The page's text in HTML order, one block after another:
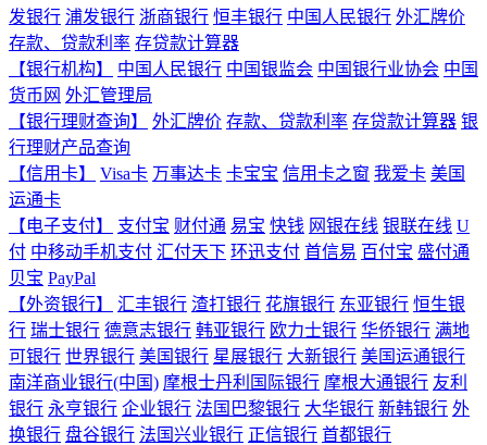
发银行 浦发银行 浙商银行 恒丰银行 中国人民银行 外汇牌价
存款、贷款利率 存贷款计算器
【银行机构】
中国人民银行 中国银监会 中国银行业协会 中国
货币网 外汇管理局
【银行理财查询】
外汇牌价 存款、贷款利率 存贷款计算器 银
行理财产品查询
【信用卡】
Visa卡 万事达卡 卡宝宝 信用卡之窗 我爱卡 美国
运通卡
【电子支付】
支付宝 财付通 易宝 快钱 网银在线 银联在线 U
付 中移动手机支付 汇付天下 环迅支付 首信易 百付宝 盛付通
贝宝 PayPal
【外资银行】
汇丰银行 渣打银行 花旗银行 东亚银行 恒生银
行 瑞士银行 德意志银行 韩亚银行 欧力士银行 华侨银行 满地
可银行 世界银行 美国银行 星展银行 大新银行 美国运通银行
南洋商业银行(中国) 摩根士丹利国际银行 摩根大通银行 友利
银行 永亨银行 企业银行 法国巴黎银行 大华银行 新韩银行 外
换银行 盘谷银行 法国兴业银行 正信银行 首都银行